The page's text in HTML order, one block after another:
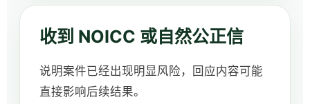
收到 NOICC 或自然公正信
说明案件已经出现明显风险，回应内容可能
直接影响后续结果。